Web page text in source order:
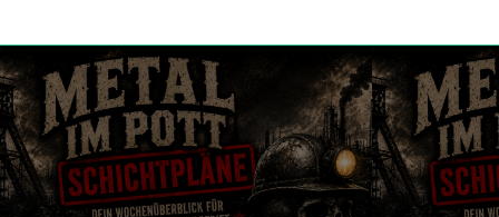
Inhalt
springen